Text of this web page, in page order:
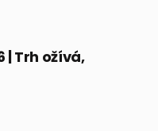
| Trh ožívá,